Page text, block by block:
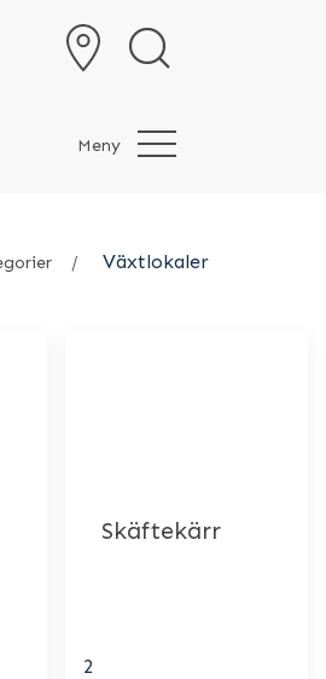
Meny
Växtlokaler
Skäftekärr
2